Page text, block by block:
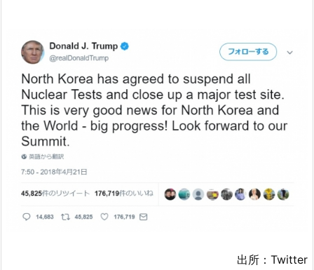
出所：Twitter